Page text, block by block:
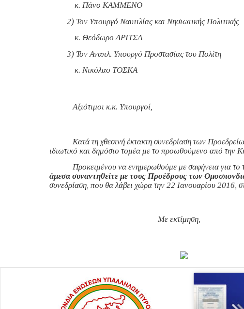
κ. Πάνο ΚΑΜΜΕΝΟ
2) Τον Υπουργό Ναυτιλίας και Νησιωτικής Πολιτικής
κ. Θεόδωρο ΔΡΙΤΣΑ
3) Τον Αναπλ. Υπουργό Προστασίας του Πολίτη
κ. Νικόλαο ΤΟΣΚΑ
Αξιότιμοι κ.κ. Υπουργοί,
Κατά τη χθεσινή έκτακτη συνεδρίαση των
ιδιωτικό και δημόσιο τομέα με το προωθούμενο από την
Προκειμένου να ενημερωθούμε με σαφήνεια για το
άμεσα συναντηθείτε με τους Προέδρους των
συνεδρίαση, που θα λάβει χώρα την 22 Ιανουαρίου 2016,
Με εκτίμηση,